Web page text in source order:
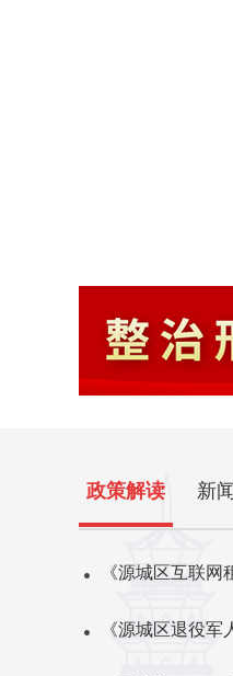
政策解读 新
《源城区互联
《源城区退役